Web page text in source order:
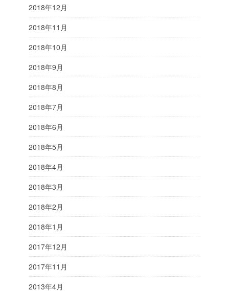
2018年12月
2018年11月
2018年10月
2018年9月
2018年8月
2018年7月
2018年6月
2018年5月
2018年4月
2018年3月
2018年2月
2018年1月
2017年12月
2017年11月
2013年4月